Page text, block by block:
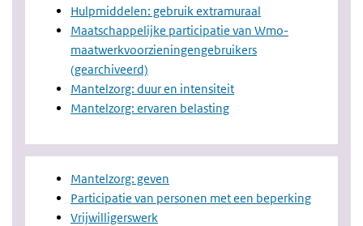
Hulpmiddelen: gebruik extramuraal
Maatschappelijke participatie van Wmo-
maatwerkvoorzieningengebruikers
(gearchiveerd)
Mantelzorg: duur en intensiteit
Mantelzorg: ervaren belasting
Mantelzorg: geven
Participatie van personen met een beperking
Vrijwilligerswerk